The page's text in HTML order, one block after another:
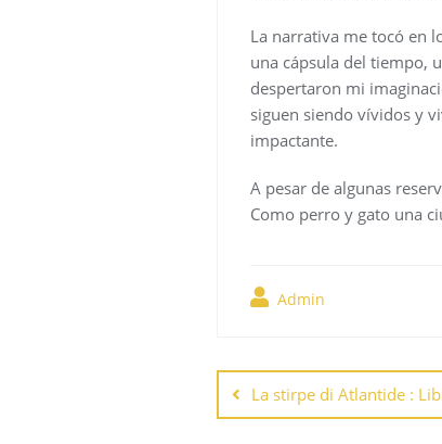
La narrativa me tocó en
una cápsula del tiempo,
despertaron mi
siguen siendo vívidos y
impactante.
A pesar de algunas
Como perro y gato una
Admin
Navegación
deLa stirpe di Atlantide :